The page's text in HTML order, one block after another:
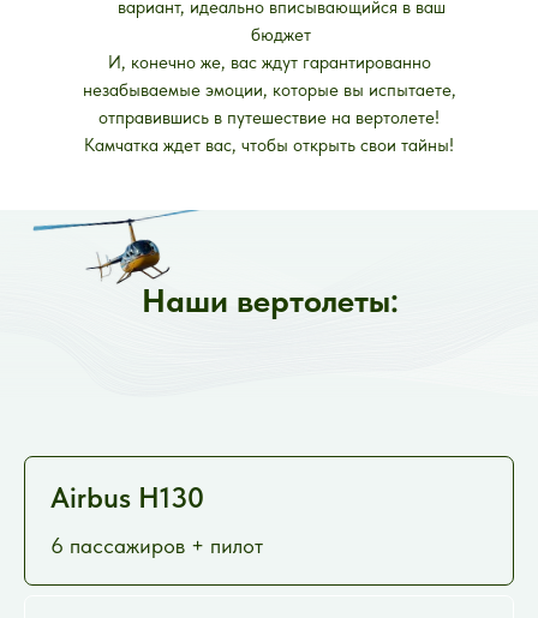
вариант, идеально вписывающийся в ваш
бюджет
И, конечно же, вас ждут гарантированно
незабываемые эмоции, которые вы испытаете,
отправившись в путешествие на вертолете!
Камчатка ждет вас, чтобы открыть свои тайны!
Наши вертолеты:
Airbus H130
6 пассажиров + пилот